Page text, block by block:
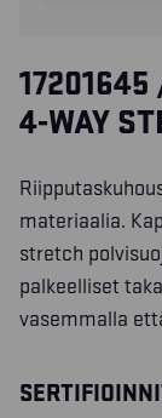
17201645
4-WAY
materiaalia.
stretch
palkeelliset
vasemmalla